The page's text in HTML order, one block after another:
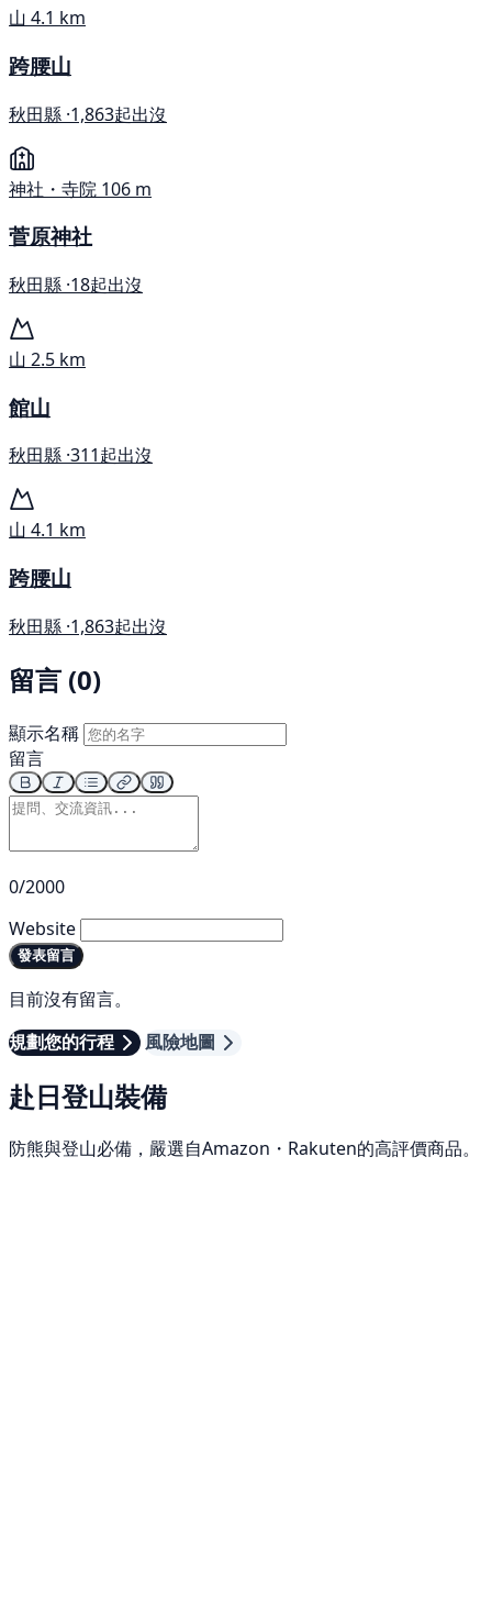
山 4.1 km
跨腰山
秋田縣 ·1,863起出沒
神社・寺院 106 m
菅原神社
秋田縣 ·18起出沒
山 2.5 km
館山
秋田縣 ·311起出沒
山 4.1 km
跨腰山
秋田縣 ·1,863起出沒
留言 (0)
顯示名稱
留言
0/2000
Website
發表留言
目前沒有留言。
規劃您的行程
風險地圖
赴日登山裝備
防熊與登山必備，嚴選自Amazon・Rakuten的高評價商品。